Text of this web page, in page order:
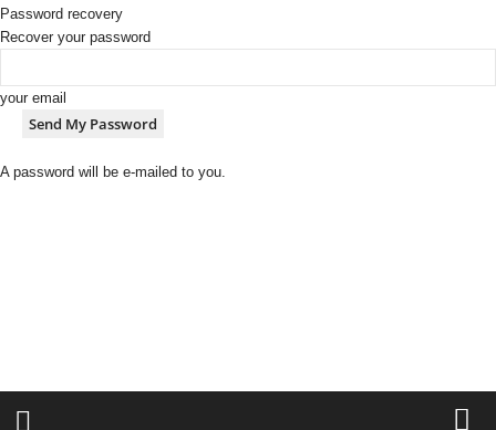
Password recovery
Recover your password
your email
A password will be e-mailed to you.
l